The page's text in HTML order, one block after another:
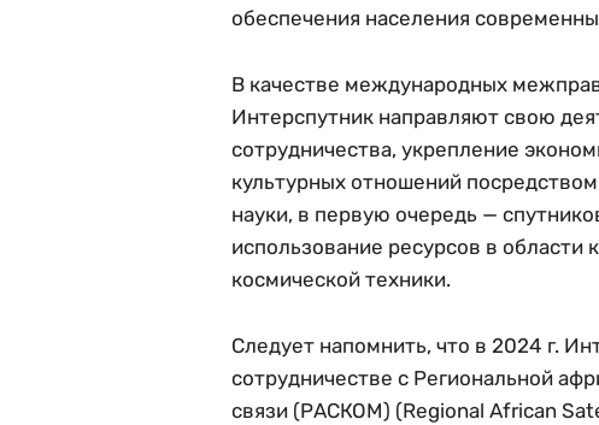
обеспечения населения
В качестве международных
Интерспутник направляют свою
сотрудничества, укрепление
культурных отношений
науки, в первую очередь —
использование ресурсов в области
космической техники.
Следует напомнить, что в 2024 г.
сотрудничестве с Региональной
связи (РАСКОМ) (Regional African